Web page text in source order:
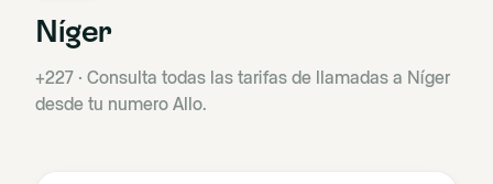
Níger
+227 · Consulta todas las tarifas de llamadas a Níger
desde tu numero Allo.